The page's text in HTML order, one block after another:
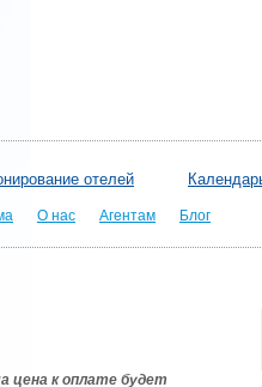
отелей
О нас Агентам Блог
цена к оплате будет